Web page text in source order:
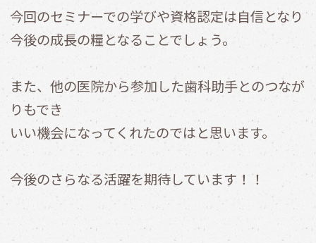
今回のセミナーでの学びや資格認定は自信となり
今後の成長の糧となることでしょう。
また、他の医院から参加した歯科助手とのつなが
りもでき
いい機会になってくれたのではと思います。
今後のさらなる活躍を期待しています！！